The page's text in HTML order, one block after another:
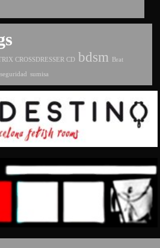
CROSSDRESSER CD bdsm Brat
seguridad sumisa